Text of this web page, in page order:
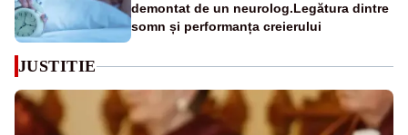
demontat de un neurolog.Legătura dintre
somn și performanța creierului
JUSTITIE